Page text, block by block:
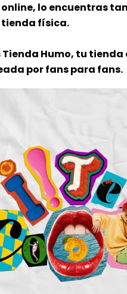
lo encuentras
física.
Tienda Humo, tu tienda
por fans para fans.